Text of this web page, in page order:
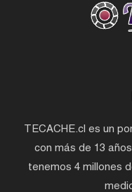
TECACHE.cl es un
con más de 13
tenemos 4 millones